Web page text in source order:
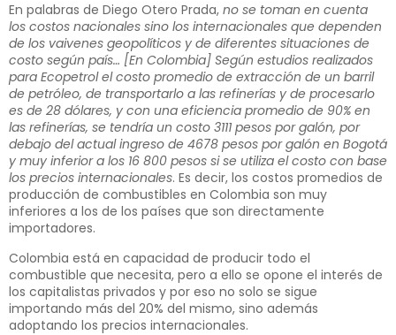
En palabras de Diego Otero Prada, no se toman en cuenta
los costos nacionales sino los internacionales que dependen
de los vaivenes geopolíticos y de diferentes situaciones de
costo según país… [En Colombia] Según estudios realizados
para Ecopetrol el costo promedio de extracción de un barril
de petróleo, de transportarlo a las refinerías y de procesarlo
es de 28 dólares, y con una eficiencia promedio de 90% en
las refinerías, se tendría un costo 3111 pesos por galón, por
debajo del actual ingreso de 4678 pesos por galón en Bogotá
y muy inferior a los 16 800 pesos si se utiliza el costo con base
los precios internacionales. Es decir, los costos promedios de
producción de combustibles en Colombia son muy
inferiores a los de los países que son directamente
importadores.
Colombia está en capacidad de producir todo el
combustible que necesita, pero a ello se opone el interés de
los capitalistas privados y por eso no solo se sigue
importando más del 20% del mismo, sino además
adoptando los precios internacionales.